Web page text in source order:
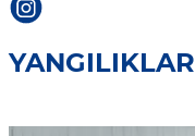
YANGILIKLAR